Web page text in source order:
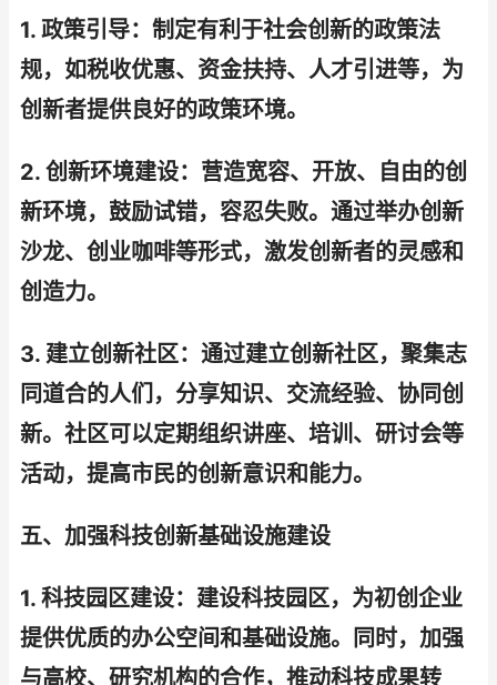
1. 政策引导：制定有利于社会创新的政策法
规，如税收优惠、资金扶持、人才引进等，为
创新者提供良好的政策环境。
2. 创新环境建设：营造宽容、开放、自由的创
新环境，鼓励试错，容忍失败。通过举办创新
沙龙、创业咖啡等形式，激发创新者的灵感和
创造力。
3. 建立创新社区：通过建立创新社区，聚集志
同道合的人们，分享知识、交流经验、协同创
新。社区可以定期组织讲座、培训、研讨会等
活动，提高市民的创新意识和能力。
五、加强科技创新基础设施建设
1. 科技园区建设：建设科技园区，为初创企业
提供优质的办公空间和基础设施。同时，加强
与高校、研究机构的合作，推动科技成果转